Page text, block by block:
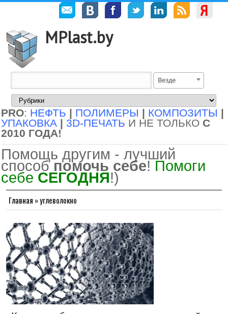
MPlast.by
Везде
PRO: НЕФТЬ | ПОЛИМЕРЫ | КОМПОЗИТЫ |
УПАКОВКА | 3D-ПЕЧАТЬ И НЕ ТОЛЬКО С
2010 ГОДА!
Помощь другим - лучший
способ помочь себе! Помоги
себе СЕГОДНЯ!)
Главная »углеволокно